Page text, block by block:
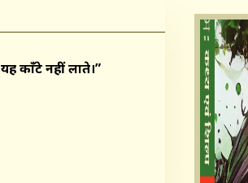
यहकाँटेनहीं लाते।”